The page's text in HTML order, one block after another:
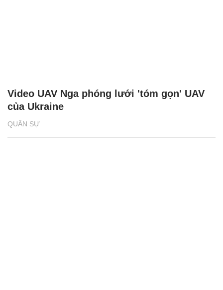
QUÂN SỰ
Video UAV Nga phóng lưới 'tóm gọn' UAV
của Ukraine